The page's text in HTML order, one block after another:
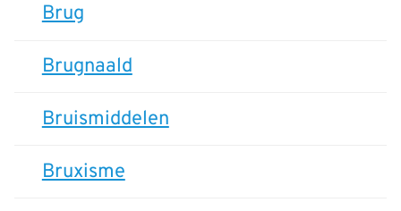
Brug
Brugnaald
Bruismiddelen
Bruxisme